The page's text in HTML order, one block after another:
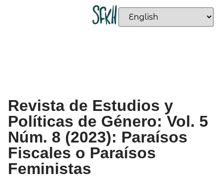
Revista de Estudios y
Políticas de Género: Vol. 5
Núm. 8 (2023): Paraísos
Fiscales o Paraísos
Feministas